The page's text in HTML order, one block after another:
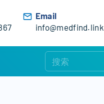
Email
info@medfind.link